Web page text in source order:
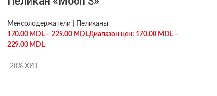
Менсолодержатели | Пеликаны
170.00 MDL – 229.00 MDLДиапазон цен: 170.00 MDL –
229.00 MDL
-20% ХИТ